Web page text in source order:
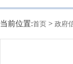
当前位置:首页 > 政府